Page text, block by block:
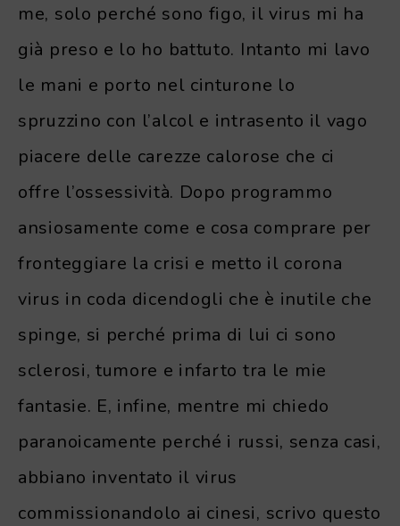
me, solo perché sono figo, il virus mi ha
già preso e lo ho battuto. Intanto mi lavo
le mani e porto nel cinturone lo
spruzzino con l’alcol e intrasento il vago
piacere delle carezze calorose che ci
offre l’ossessività. Dopo programmo
ansiosamente come e cosa comprare per
fronteggiare la crisi e metto il corona
virus in coda dicendogli che è inutile che
spinge, si perché prima di lui ci sono
sclerosi, tumore e infarto tra le mie
fantasie. E, infine, mentre mi chiedo
paranoicamente perché i russi, senza casi,
abbiano inventato il virus
commissionandolo ai cinesi, scrivo questo